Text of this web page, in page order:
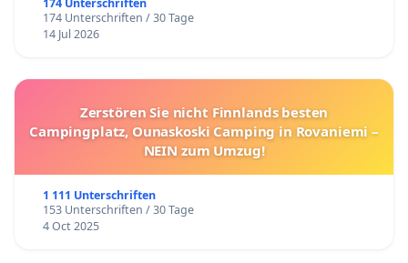
174 Unterschriften
174 Unterschriften / 30 Tage
14 Jul 2026
Zerstören Sie nicht Finnlands besten
Campingplatz, Ounaskoski Camping in Rovaniemi –
NEIN zum Umzug!
1 111 Unterschriften
153 Unterschriften / 30 Tage
4 Oct 2025